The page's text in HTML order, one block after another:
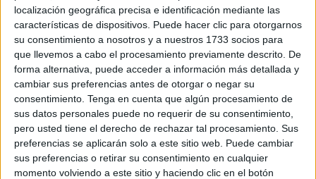
localización geográfica precisa e identificación mediante las
características de dispositivos. Puede hacer clic para otorgarnos
su consentimiento a nosotros y a nuestros 1733 socios para
que llevemos a cabo el procesamiento previamente descrito. De
forma alternativa, puede acceder a información más detallada y
cambiar sus preferencias antes de otorgar o negar su
consentimiento. Tenga en cuenta que algún procesamiento de
sus datos personales puede no requerir de su consentimiento,
pero usted tiene el derecho de rechazar tal procesamiento. Sus
preferencias se aplicarán solo a este sitio web. Puede cambiar
sus preferencias o retirar su consentimiento en cualquier
momento volviendo a este sitio y haciendo clic en el botón
en marcha.
El socialista José María Mas se mostró muy decepcionado
por la actitud de los Populares, máxime cuando se trataba
de “una idea abierta para que la modulasen como
estimasen oportuno, sin coste económico ni estructura
administrativa o gasto de ningún tipo”.
El PSOE quería llenar el hueco dejado por el certamen de
relatos cortos desaparecido hace seis años para,